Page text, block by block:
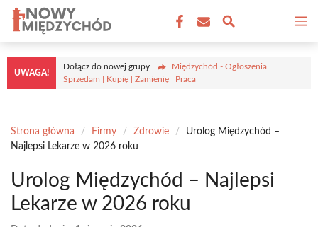
Przejdź
treści
UWAGA!
Dołącz do nowej grupy
Międzychód - Ogłoszenia |
Sprzedam | Kupię | Zamienię | Praca
Strona główna / Firmy / Zdrowie /
Urolog Międzychód –
Najlepsi Lekarze w 2026 roku
Urolog Międzychód – Najlepsi
Lekarze w 2026 roku